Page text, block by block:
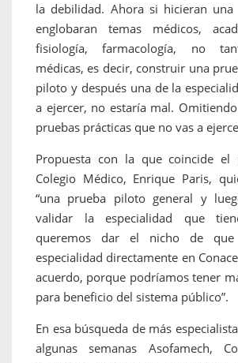
la debilidad. Ahora si hicieran
englobaran temas médicos,
fisiología, farmacología, no
médicas, es decir, construir una
piloto y después una de la
a ejercer, no estaría mal.
pruebas prácticas que no vas a
Propuesta con la que coincide el
Colegio Médico, Enrique Paris,
“una prueba piloto general y
validar la especialidad que
queremos dar el nicho de que
especialidad directamente en
acuerdo, porque podríamos tener
para beneficio del sistema público”.
En esa búsqueda de más
algunas semanas Asofamech,